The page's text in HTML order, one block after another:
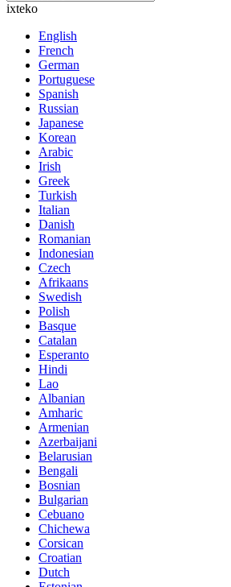
ixteko
English
French
German
Portuguese
Spanish
Russian
Japanese
Korean
Arabic
Irish
Greek
Turkish
Italian
Danish
Romanian
Indonesian
Czech
Afrikaans
Swedish
Polish
Basque
Catalan
Esperanto
Hindi
Lao
Albanian
Amharic
Armenian
Azerbaijani
Belarusian
Bengali
Bosnian
Bulgarian
Cebuano
Chichewa
Corsican
Croatian
Dutch